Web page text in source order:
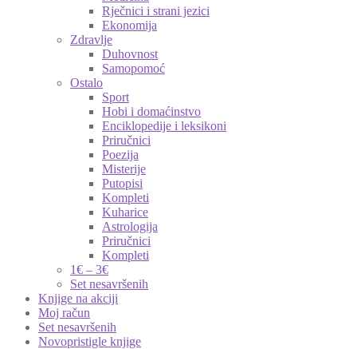
Rječnici i strani jezici
Ekonomija
Zdravlje
Duhovnost
Samopomoć
Ostalo
Sport
Hobi i domaćinstvo
Enciklopedije i leksikoni
Priručnici
Poezija
Misterije
Putopisi
Kompleti
Kuharice
Astrologija
Priručnici
Kompleti
1€ – 3€
Set nesavršenih
Knjige na akciji
Moj račun
Set nesavršenih
Novopristigle knjige